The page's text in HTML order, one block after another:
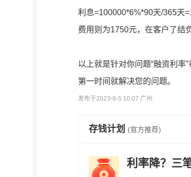
利息=100000*6%*90天/365天
费用则为1750元，在客户了结
以上就是针对你问题“融资利率
第一时间就解决您的问题。
发布于2023-9-5 10:07 广州
存钱计划 (官方推荐)
利率降？三